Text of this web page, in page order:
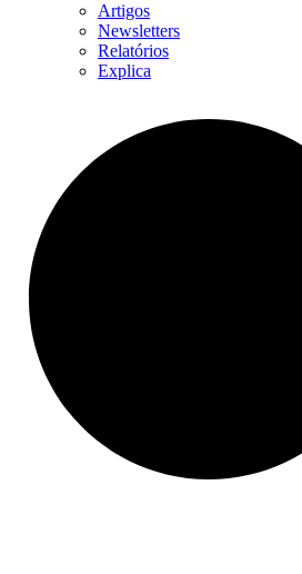
Artigos
Newsletters
Relatórios
Explica